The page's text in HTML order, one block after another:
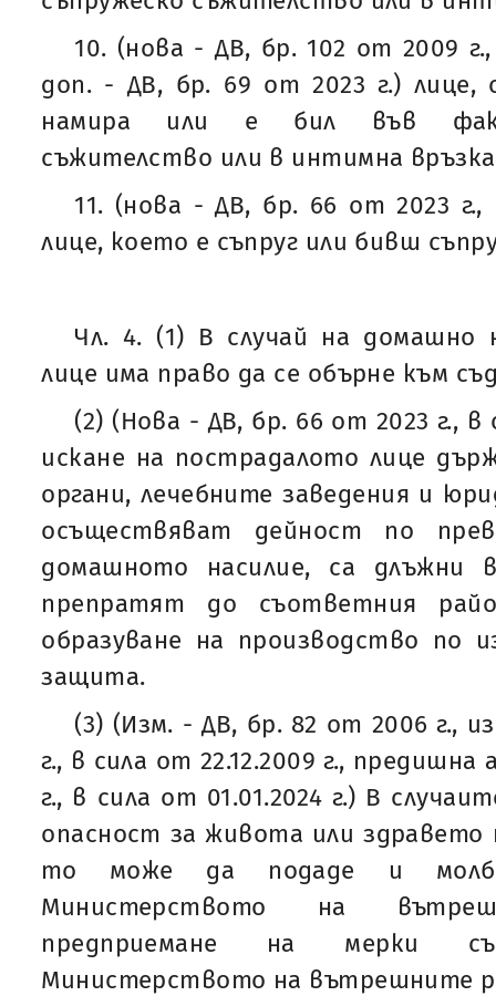
10. (нова - ДВ, бр. 102 от 2009 г.,
доп. - ДВ, бр. 69 от 2023 г.) лице,
намира или е бил във
съжителство или в интимна
11. (нова - ДВ, бр. 66 от 2023 г.,
лице, което е съпруг или бивш
Чл. 4. (1) В случай на домашно
лице има право да се обърне към
(2) (Нова - ДВ, бр. 66 от 2023 г., в
искане на пострадалото лице
органи, лечебните заведения и
осъществяват дейност по
домашното насилие, са длъжни
препратят до съответния
образуване на производство по
защита.
(3) (Изм. - ДВ, бр. 82 от 2006 г.,
г., в сила от 22.12.2009 г., предишна
г., в сила от 01.01.2024 г.) В
опасност за живота или здравето
то може да подаде и
Министерството на
предприемане на мерки
Министерството на вътрешните